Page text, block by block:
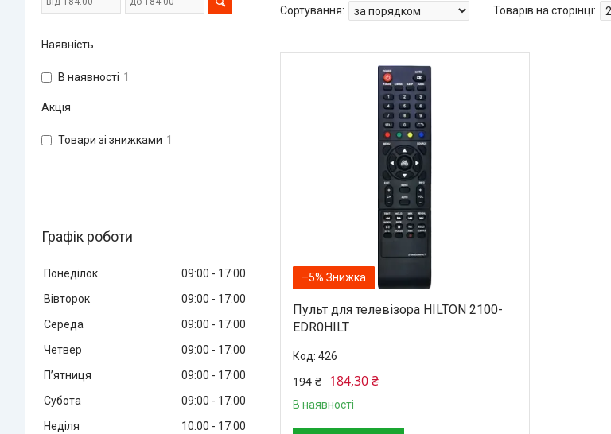
–5%
Пульт для телевізора HILTON 2100-
EDR0HILT
426
194 ₴ 184,30 ₴
В наявності
Наявність
В наявності 1
Акція
Товари зі знижками 1
Графік роботи
Понеділок 09:00
17:00
Вівторок
09:00
17:00
Середа
09:00
17:00
Четвер
09:00
17:00
Пʼятниця
09:00
17:00
Субота
09:00
17:00
Неділя
10:00 17:00